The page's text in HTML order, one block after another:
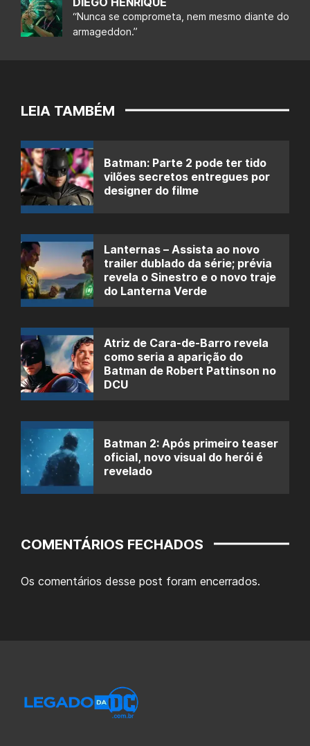
“Nunca se comprometa, nem mesmo diante do
armageddon.”
LEIA TAMBÉM
Batman: Parte 2 pode ter tido
vilões secretos entregues por
designer do filme
Lanternas – Assista ao novo
trailer dublado da série; prévia
revela o Sinestro e o novo traje
do Lanterna Verde
Atriz de Cara-de-Barro revela
como seria a aparição do
Batman de Robert Pattinson no
DCU
Batman 2: Após primeiro teaser
oficial, novo visual do herói é
revelado
COMENTÁRIOS FECHADOS
Os comentários desse post foram encerrados.